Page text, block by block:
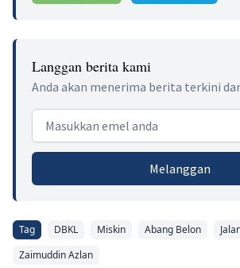
Langgan berita kami
Anda akan menerima berita terkini
Email address
Melanggan
Tag DBKL Miskin Abang Belon
Zaimuddin Azlan